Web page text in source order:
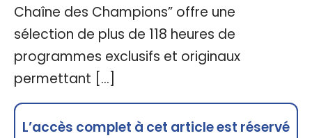
Chaîne des Champions” offre une
sélection de plus de 118 heures de
programmes exclusifs et originaux
permettant […]
L’accès complet à cet article est réservé